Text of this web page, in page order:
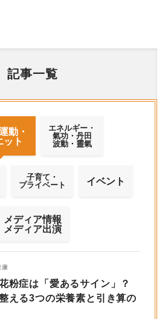
記事一覧
動・
ット
エネルギー・
氣功・丹田
波動・靈氣
子育て・
プライベート
イベント
メディア情報
メディア出演
康
粉症は「愛あるサイン」？
える3つの栄養素と引き算の